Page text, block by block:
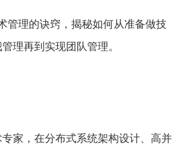
管理的诀窍，揭秘如何从准备做技
理再到实现团队管理。
家，在分布式系统架构设计、高并